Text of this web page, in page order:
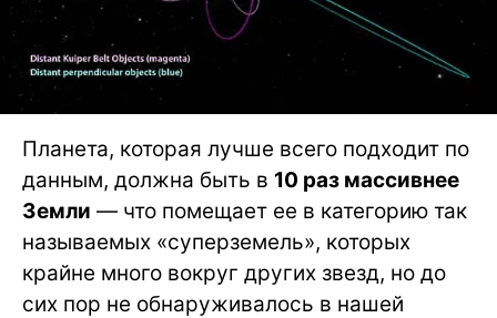
Планета, которая лучше всего подходит по
данным, должна быть в 10 раз массивнее
Земли — что помещает ее в категорию так
называемых «суперземель», которых
крайне много вокруг других звезд, но до
сих пор не обнаруживалось в нашей